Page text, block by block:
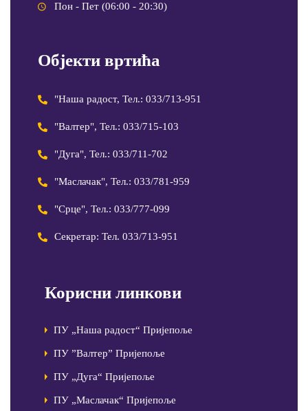
Пон - Пет (06:00 - 20:30)
Објекти вртића
"Наша радост, Тел.: 033/713-951
"Валтер", Тел.: 033/715-103
"Дуга", Тел.: 033/711-702
"Маслачак", Тел.: 033/781-959
"Срце", Тел.: 033/777-099
Секретар: Тел. 033/713-951
Корисни линкови
ПУ „Наша радост“ Пријепоље
ПУ ”Валтер” Пријепоље
ПУ „Дуга“ Пријепоље
ПУ „Маслачак“ Пријепоље